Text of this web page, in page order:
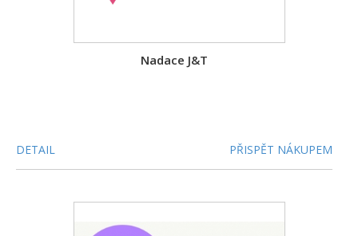
Nadace J&T
DETAIL PŘISPĚT NÁKUPEM